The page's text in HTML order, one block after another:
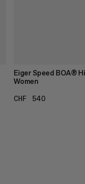
Eiger Speed BOA®
Women
CHF 540CHF 540